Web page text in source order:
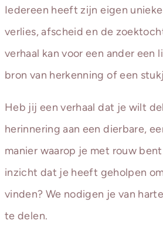
Iedereen heeft zijn eigen
verlies, afscheid en de
verhaal kan voor een ander een
bron van herkenning of een
Heb jij een verhaal dat je wilt
herinnering aan een dierbare,
manier waarop je met rouw
inzicht dat je heeft geholpen
vinden? We nodigen je van
te delen.